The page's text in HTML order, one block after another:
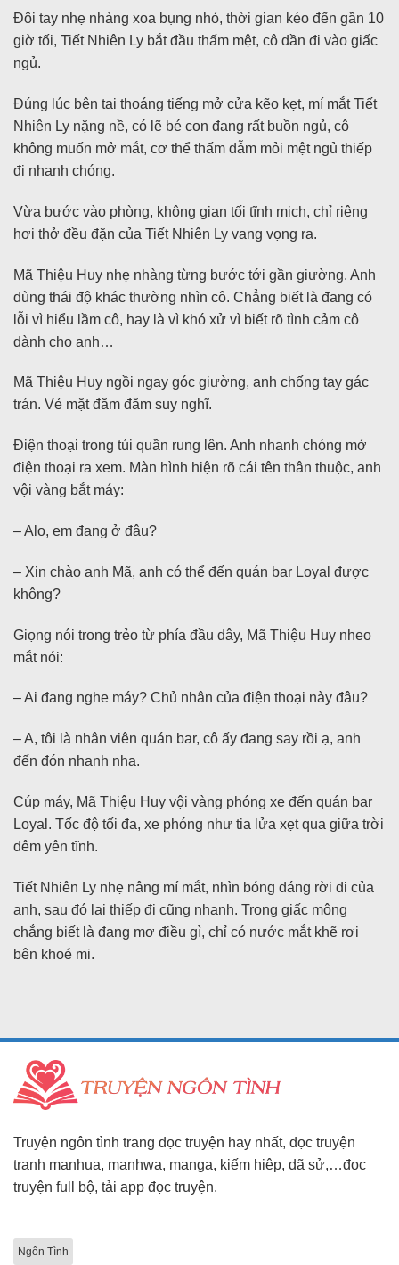
Đôi tay nhẹ nhàng xoa bụng nhỏ, thời gian kéo đến gần 10
giờ tối, Tiết Nhiên Ly bắt đầu thấm mệt, cô dần đi vào giấc
ngủ.
Đúng lúc bên tai thoáng tiếng mở cửa kẽo kẹt, mí mắt Tiết
Nhiên Ly nặng nề, có lẽ bé con đang rất buồn ngủ, cô
không muốn mở mắt, cơ thể thấm đẫm mỏi mệt ngủ thiếp
đi nhanh chóng.
Vừa bước vào phòng, không gian tối tĩnh mịch, chỉ riêng
hơi thở đều đặn của Tiết Nhiên Ly vang vọng ra.
Mã Thiệu Huy nhẹ nhàng từng bước tới gần giường. Anh
dùng thái độ khác thường nhìn cô. Chẳng biết là đang có
lỗi vì hiểu lầm cô, hay là vì khó xử vì biết rõ tình cảm cô
dành cho anh…
Mã Thiệu Huy ngồi ngay góc giường, anh chống tay gác
trán. Vẻ mặt đăm đăm suy nghĩ.
Điện thoại trong túi quần rung lên. Anh nhanh chóng mở
điện thoại ra xem. Màn hình hiện rõ cái tên thân thuộc, anh
vội vàng bắt máy:
– Alo, em đang ở đâu?
– Xin chào anh Mã, anh có thể đến quán bar Loyal được
không?
Giọng nói trong trẻo từ phía đầu dây, Mã Thiệu Huy nheo
mắt nói:
– Ai đang nghe máy? Chủ nhân của điện thoại này đâu?
– A, tôi là nhân viên quán bar, cô ấy đang say rồi ạ, anh
đến đón nhanh nha.
Cúp máy, Mã Thiệu Huy vội vàng phóng xe đến quán bar
Loyal. Tốc độ tối đa, xe phóng như tia lửa xẹt qua giữa trời
đêm yên tĩnh.
Tiết Nhiên Ly nhẹ nâng mí mắt, nhìn bóng dáng rời đi của
anh, sau đó lại thiếp đi cũng nhanh. Trong giấc mộng
chẳng biết là đang mơ điều gì, chỉ có nước mắt khẽ rơi
bên khoé mi.
Truyện ngôn tình trang đọc truyện hay nhất, đọc truyện
tranh manhua, manhwa, manga, kiếm hiệp, dã sử,…đọc
truyện full bộ, tải app đọc truyện.
Ngôn Tình